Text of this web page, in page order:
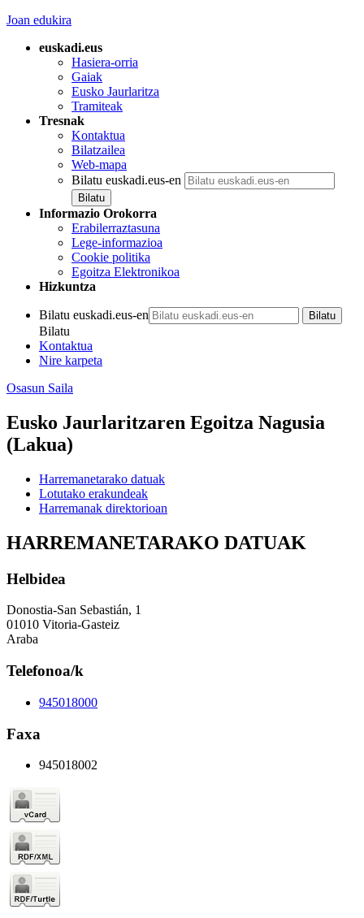
Joan edukira
euskadi.eus
Hasiera-orria
Gaiak
Eusko Jaurlaritza
Tramiteak
Tresnak
Kontaktua
Bilatzailea
Web-mapa
Bilatu euskadi.eus-en
Informazio Orokorra
Erabilerraztasuna
Lege-informazioa
Cookie politika
Egoitza Elektronikoa
Hizkuntza
Bilatu euskadi.eus-en
Bilatu
Kontaktua
Nire karpeta
Osasun Saila
Eusko Jaurlaritzaren Egoitza Nagusia
(Lakua)
Harremanetarako datuak
Lotutako erakundeak
Harremanak direktorioan
HARREMANETARAKO DATUAK
Helbidea
Donostia-San Sebastián, 1
01010 Vitoria-Gasteiz
Araba
Telefonoa/k
945018000
Faxa
945018002